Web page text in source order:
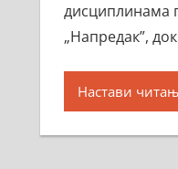
дисциплинама
„Напредак”,
Настави